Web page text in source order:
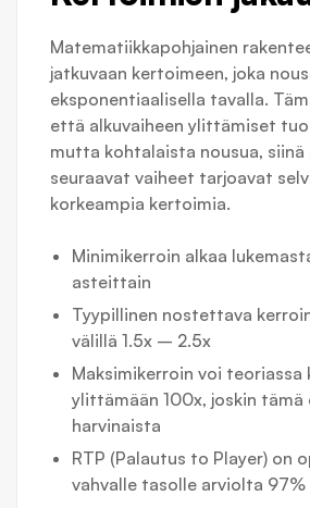
Matematiikkapohjainen
jatkuvaan kertoimeen, joka
eksponentiaalisella tavalla.
että alkuvaiheen ylittämiset
mutta kohtalaista nousua,
seuraavat vaiheet tarjoavat
korkeampia kertoimia.
Minimikerroin alkaa
asteittain
Tyypillinen nostettava
välillä 1.5x – 2.5x
Maksimikerroin voi teoriassa
ylittämään 100x, joskin
harvinaista
RTP (Palautus to Player) on
vahvalle tasolle arviolta 97%